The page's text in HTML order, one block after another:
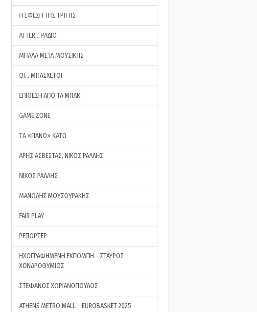
Η ΕΦΕΣΗ ΤΗΣ ΤΡΙΤΗΣ
AFTER… ΡΑΔΙΟ
ΜΠΑΛΑ ΜΕΤΑ ΜΟΥΣΙΚΗΣ
ΟΙ… ΜΠΑΣΧΕΤΟΙ
ΕΠΙΘΕΣΗ ΑΠΟ ΤΑ ΜΠΑΚ
GAME ZONE
ΤA «ΠΑΝΟ» ΚΑΤΩ
ΑΡΗΣ ΑΣΒΕΣΤΑΣ, ΝΙΚΟΣ ΡΑΛΛΗΣ
ΝΙΚΟΣ ΡΑΛΛΗΣ
ΜΑΝΩΛΗΣ ΜΟΥΣΟΥΡΑΚΗΣ
FAIR PLAY
ΡΕΠΟΡΤΕΡ
ΗΧΟΓΡΑΦΗΜΕΝΗ ΕΚΠΟΜΠΗ - ΣΤΑΥΡΟΣ
ΧΟΝΔΡΟΘΥΜΙΟΣ
ΣΤΕΦΑΝΟΣ ΧΩΡΙΑΝΟΠΟΥΛΟΣ
ATHENS METRO MALL - EUROBASKET 2025